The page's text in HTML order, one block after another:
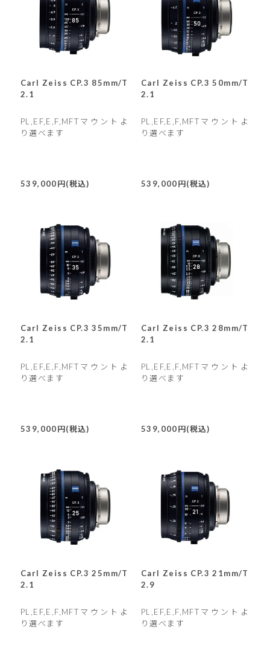
Carl Zeiss CP.3 85mm/T
2.1
PL,EF,E,F,MFTマウントよ
り選べます
539,000円(税込)
Carl Zeiss CP.3 50mm/T
2.1
PL,EF,E,F,MFTマウントよ
り選べます
539,000円(税込)
Carl Zeiss CP.3 35mm/T
2.1
PL,EF,E,F,MFTマウントよ
り選べます
539,000円(税込)
Carl Zeiss CP.3 28mm/T
2.1
PL,EF,E,F,MFTマウントよ
り選べます
539,000円(税込)
Carl Zeiss CP.3 25mm/T
2.1
PL,EF,E,F,MFTマウントよ
り選べます
Carl Zeiss CP.3 21mm/T
2.9
PL,EF,E,F,MFTマウントよ
り選べます